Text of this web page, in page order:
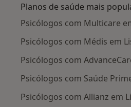
Planos de saúde mais
Psicólogos com Multicare
Psicólogos com Médis em
Psicólogos com
Psicólogos com Saúde
Psicólogos com Allianz em